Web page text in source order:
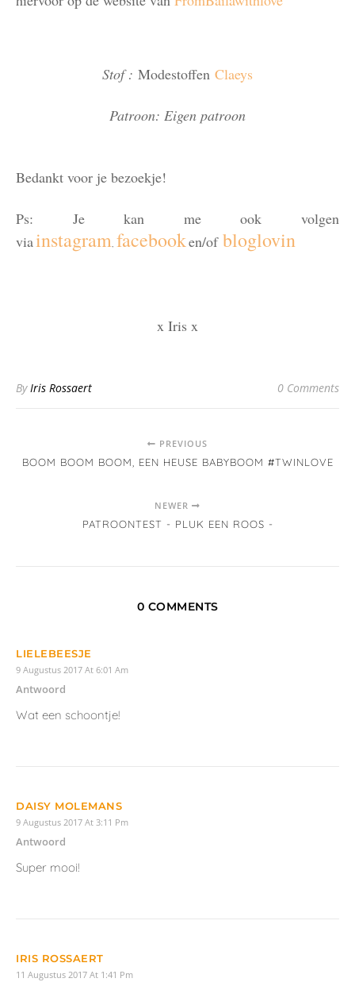
Stof : Modestoffen Claeys
Patroon: Eigen patroon
Bedankt voor je bezoekje!
Ps: Je kan me ook volgen
viainstagram, facebooken/of bloglovin
x Iris x
ByIris Rossaert 0 Comments
PREVIOUS
BOOM BOOM BOOM, EEN HEUSE BABYBOOM #TWINLOVE
NEWER
PATROONTEST - PLUK EEN ROOS -
0 COMMENTS
LIELEBEESJE
9 Augustus 2017 At 6:01 Am
Antwoord
Wat een schoontje!
DAISY MOLEMANS
9 Augustus 2017 At 3:11 Pm
Antwoord
Super mooi!
IRIS ROSSAERT
11 Augustus 2017 At 1:41 Pm